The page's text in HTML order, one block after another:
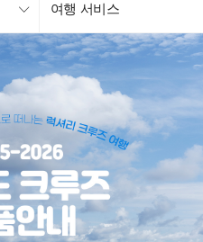
여행 서비스